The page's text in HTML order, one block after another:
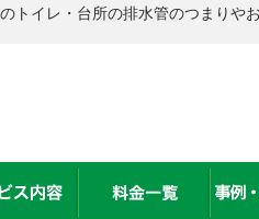
のトイレ・台所の排水管のつまり